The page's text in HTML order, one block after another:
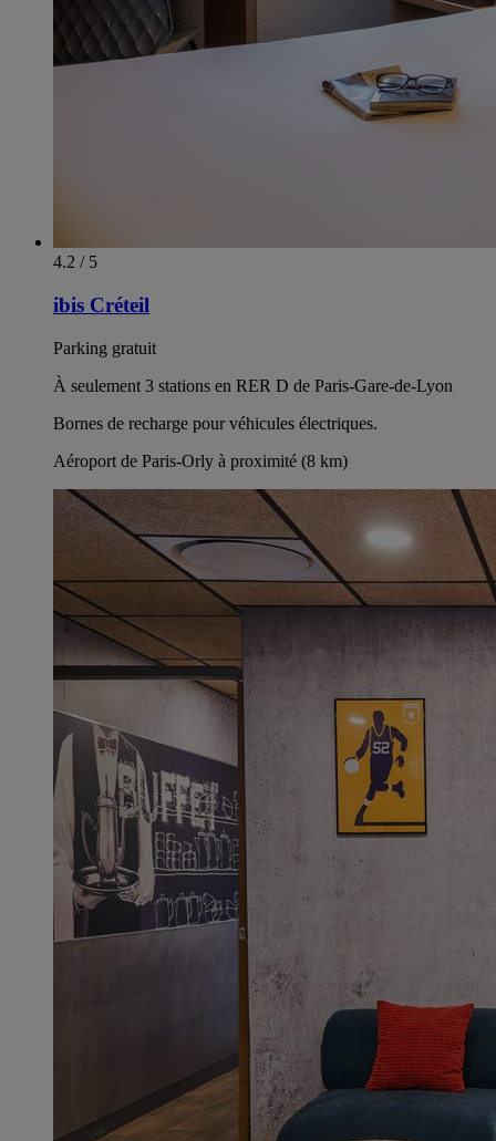
4.2 / 5
ibis Créteil
Parking gratuit
À seulement 3 stations en RER D de Paris-Gare-de-Lyon
Bornes de recharge pour véhicules électriques.
Aéroport de Paris-Orly à proximité (8 km)